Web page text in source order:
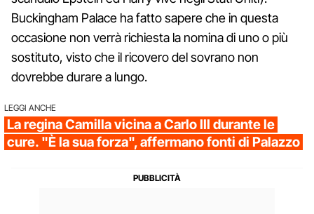
Buckingham Palace ha fatto sapere che in questa
occasione non verrà richiesta la nomina di uno o più
sostituto, visto che il ricovero del sovrano non
dovrebbe durare a lungo.
LEGGI ANCHE
La regina Camilla vicina a Carlo III durante le
cure. "È la sua forza", affermano fonti di Palazzo